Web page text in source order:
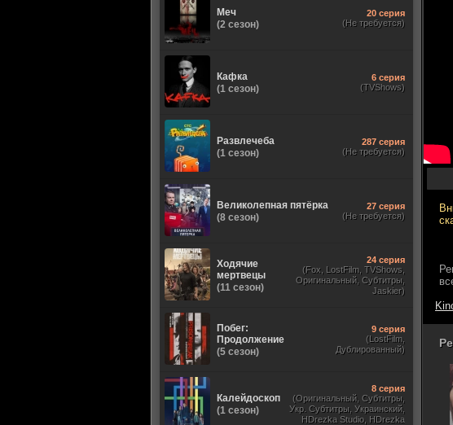
Меч
(2 сезон)
20 серия
(Не требуется)
Кафка
(1 сезон)
6 серия
(TVShows)
Развлечеба
(1 сезон)
287 серия
(Не требуется)
Великолепная пятёрка
(8 сезон)
27 серия
(Не требуется)
Ходячие
мертвецы
(11 сезон)
24 серия
(Fox, LostFilm, TVShows,
Оригинальный, Субтитры,
Jaskier)
Побег:
Продолжение
(5 сезон)
9 серия
(LostFilm,
Дублированный)
Калейдоскоп
(1 сезон)
8 серия
(Оригинальный, Субтитры,
Укр. Субтитры, Украинский,
HDrezka Studio, HDrezka